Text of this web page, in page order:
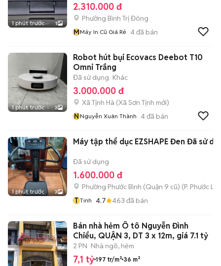
1 phút trước 1
2.310.000 đ
Phường Bình Trị Đông
MMáy In Cũ Giá Rẻ 4đã bán
1 phút trước 3
Robot hút bụi Ecovacs Deebot T10
Omni Trắng
Đã sử dụng Khác
3.000.000 đ
Xã Tịnh Hà (Xã Sơn Tịnh mới)
NNguyễn Xuân Thành 4đã bán
1 phút trước 3
Máy tập thể dục EZSHAPE Đen Đã sử
Đã sử dụng
1.600.000 đ
Phường Phước Bình (Quận 9 cũ) (P. Phước
T Tinh 4.7 463 đã bán
Bán nhà hẻm Ô tô Nguyễn Đình
Chiểu, QUẬN 3, DT 3 x 12m, giá 7.1 tỷ
2 PN Nhà ngõ, hẻm
7,1 tỷ 197 tr/m² 36 m²